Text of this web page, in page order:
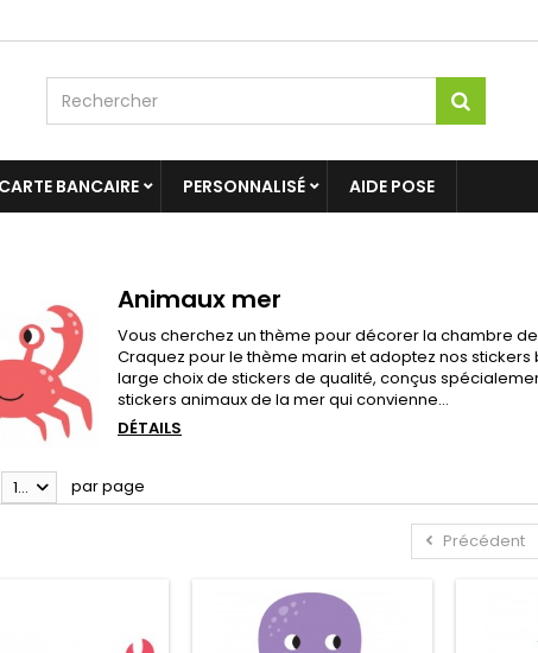
BANCAIRE PERSONNALISÉ AIDE POSE
Animaux mer
Vous cherchez un thème pour décorer la chambre
Craquez pour le thème marin et adoptez nos
large choix de stickers de qualité, conçus
stickers animaux de la mer qui convienne...
DÉTAILS
100 par page
Précédent